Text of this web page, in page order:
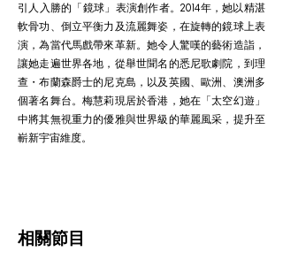
引人入勝的「鏡球」表演創作者。2014年，她以精湛
軟骨功、倒立平衡力及流麗舞姿，在旋轉的鏡球上表
演，為當代馬戲帶來革新。她令人驚嘆的藝術造詣，
讓她走遍世界各地，從舉世聞名的悉尼歌劇院，到理
查・布蘭森爵士的尼克島，以及英國、歐洲、澳洲多
個著名舞台。梅慧莉現居於香港，她在「太空幻遊」
中將其無視重力的優雅與世界級的華麗風采，提升至
嶄新宇宙維度。
相關節目